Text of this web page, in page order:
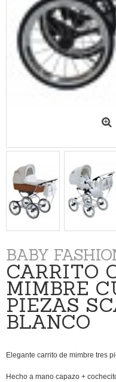
BABY
CARRITO
MIMBRE
PIEZAS
BLANCO
Elegante carrito de mimbre tres
Hecho a mano capazo +